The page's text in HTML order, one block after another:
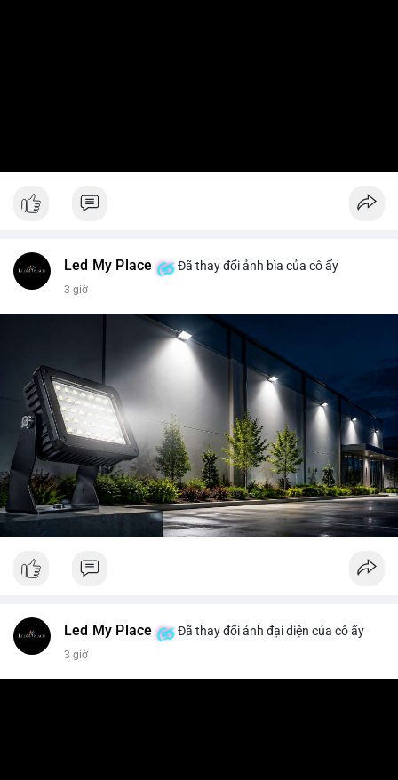
Led My Place Đã thay đổi ảnh bìa của cô ấy
3 giờ
Led My Place Đã thay đổi ảnh đại diện của cô ấy
3 giờ